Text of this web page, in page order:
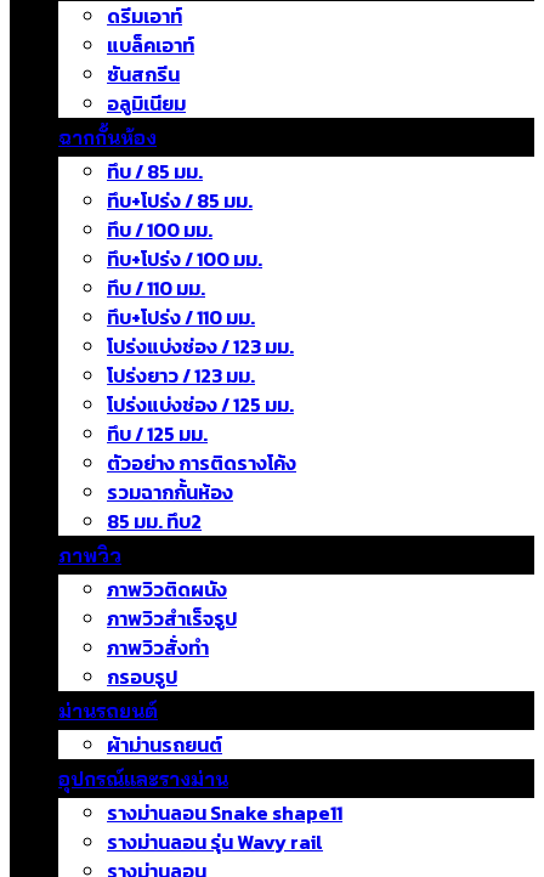
ดรีมเอาท์
แบล็คเอาท์
ซันสกรีน
อลูมิเนียม
ฉากกั้นห้อง
ทึบ / 85 มม.
ทึบ+โปร่ง / 85 มม.
ทึบ / 100 มม.
ทึบ+โปร่ง / 100 มม.
ทึบ / 110 มม.
ทึบ+โปร่ง / 110 มม.
โปร่งแบ่งช่อง / 123 มม.
โปร่งยาว / 123 มม.
โปร่งแบ่งช่อง / 125 มม.
ทึบ / 125 มม.
ตัวอย่าง การติดรางโค้ง
รวมฉากกั้นห้อง
85 มม. ทึบ2
ภาพวิว
ภาพวิวติดผนัง
ภาพวิวสำเร็จรูป
ภาพวิวสั่งทำ
กรอบรูป
ม่านรถยนต์
ผ้าม่านรถยนต์
อุปกรณ์และรางม่าน
รางม่านลอน Snake shape11
รางม่านลอน รุ่น Wavy rail
รางม่านลอน